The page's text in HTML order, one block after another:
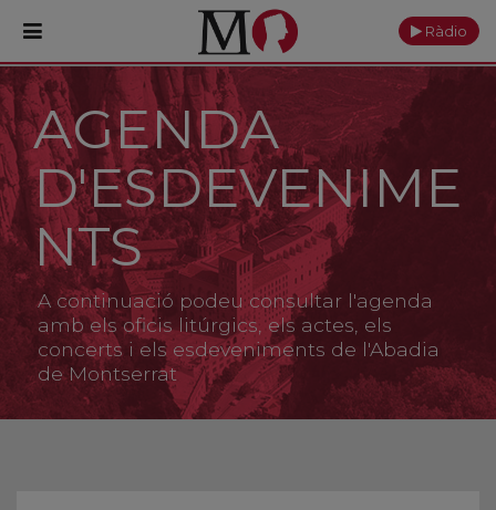
PORTADA
Monestir
Cultura
Actualitat
Fundació
Visita'ns
Ofrenes
Ràdio
AGENDA
D'ESDEVENIME
NTS
A continuació podeu consultar l'agenda
amb els oficis litúrgics, els actes, els
concerts i els esdeveniments de l'Abadia
de Montserrat